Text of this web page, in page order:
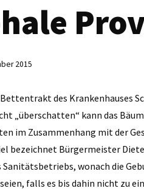
2015
des Krankenhauses
„überschatten“ kann das
im Zusammenhang mit der
bezeichnet Bürgermeister
wonach die
falls es bis dahin nicht zu